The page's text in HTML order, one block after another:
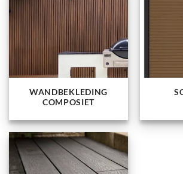
WANDBEKLEDING
COMPOSIET